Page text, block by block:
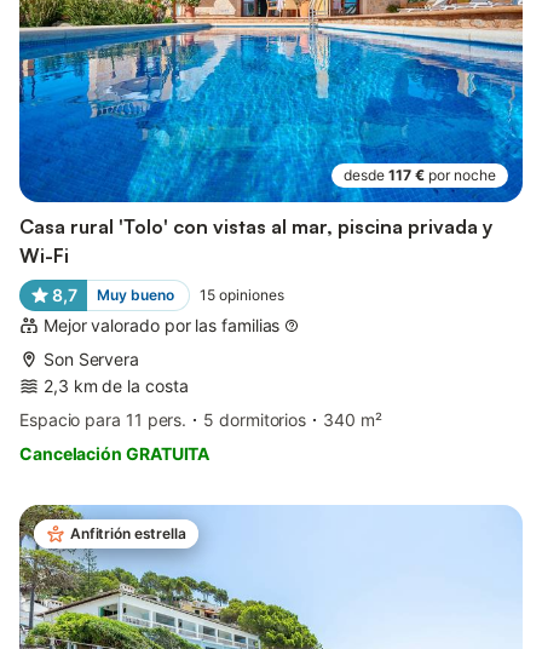
desde 117 € por noche
Casa rural 'Tolo' con vistas al mar, piscina privada y
Wi-Fi
8,7 Muy bueno 15 opiniones
Mejor valorado por las familias
Son Servera
2,3 km de la costa
Espacio para 11 pers.
5 dormitorios
340 m²
Cancelación GRATUITA
Anfitrión estrella